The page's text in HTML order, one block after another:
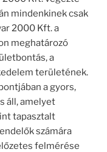
mindenkinek csak
2000 Kft. a
meghatározó
a
területének.
a gyors,
áll, amelyet
tapasztalt
számára
felmérése